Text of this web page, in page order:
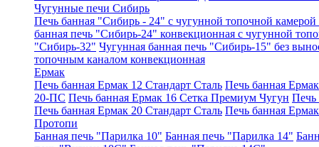
Чугунные печи Сибирь
Печь банная "Сибирь - 24" с чугунной топочной камерой
банная печь "Сибирь-24" конвекционная с чугунной
"Сибирь-32" Чугунная банная печь "Сибирь-15" без
топочным каналом конвекционная
Ермак
Печь банная Ермак 12 Стандарт Сталь Печь банная
20-ПС Печь банная Ермак 16 Сетка Премиум Чугун Печь
Печь банная Ермак 20 Стандарт Сталь Печь банная
Протопи
Банная печь "Парилка 10" Банная печь "Парилка 14"